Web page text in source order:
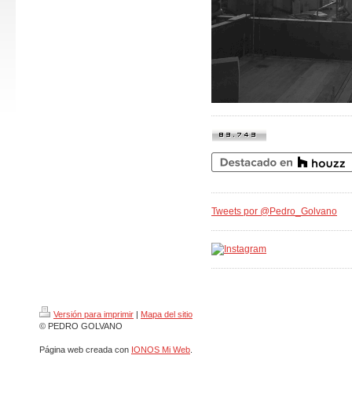
Tweets por @Pedro_Golvano
Versión para imprimir | Mapa del sitio
© PEDRO GOLVANO
Página web creada con IONOS Mi Web